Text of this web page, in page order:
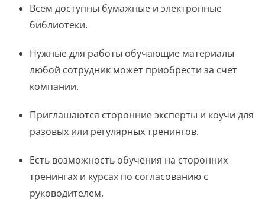
Всем доступны бумажные и электронные
библиотеки.
Нужные для работы обучающие материалы
любой сотрудник может приобрести за счет
компании.
Приглашаются сторонние эксперты и коучи для
разовых или регулярных тренингов.
Есть возможность обучения на сторонних
тренингах и курсах по согласованию с
руководителем.